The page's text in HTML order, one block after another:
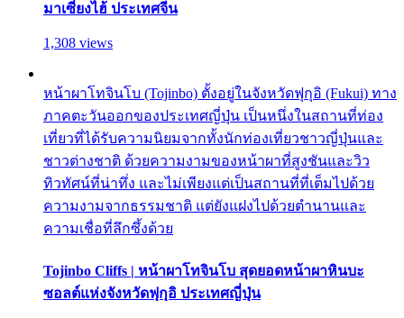
มาเซี่ยงไฮ้ ประเทศจีน
1,308 views
หน้าผาโทจินโบ (Tojinbo) ตั้งอยู่ในจังหวัดฟุกุอิ (Fukui) ทาง
ภาคตะวันออกของประเทศญี่ปุ่น เป็นหนึ่งในสถานที่ท่อง
เที่ยวที่ได้รับความนิยมจากทั้งนักท่องเที่ยวชาวญี่ปุ่นและ
ชาวต่างชาติ ด้วยความงามของหน้าผาที่สูงชันและวิว
ทิวทัศน์ที่น่าทึ่ง และไม่เพียงแต่เป็นสถานที่ที่เต็มไปด้วย
ความงามจากธรรมชาติ แต่ยังแฝงไปด้วยตำนานและ
ความเชื่อที่ลึกซึ้งด้วย
Tojinbo Cliffs | หน้าผาโทจินโบ สุดยอดหน้าผาหินบะ
ซอลต์แห่งจังหวัดฟุกุอิ ประเทศญี่ปุ่น